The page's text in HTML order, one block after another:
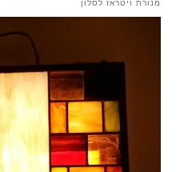
מנורת ויטראז לסלון